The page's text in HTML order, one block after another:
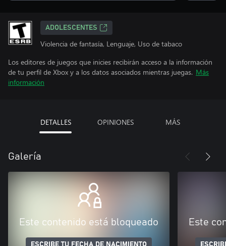
ADOLESCENTES
Violencia de fantasía, Lenguaje, Uso de tabaco
Los editores de juegos que inicies recibirán acceso a la información
de tu perfil de Xbox y a los datos asociados mientras juegas. Más
información
DETALLES OPINIONES MÁS
Galería
Este contenido está bloqueado
ESCRIBE TU FECHA DE NACIMIENTO
Este